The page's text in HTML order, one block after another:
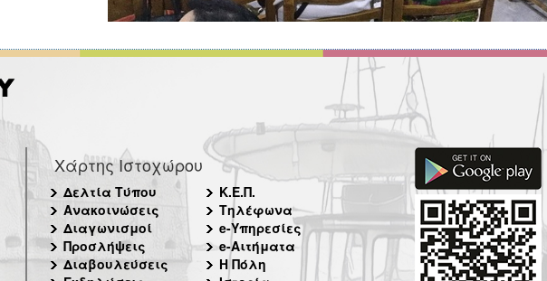
Χάρτης Ιστοχώρου
Δελτία Τύπου
Ανακοινώσεις
Διαγωνισμοί
Προσλήψεις
Διαβουλεύσεις
Κ.Ε.Π.
Τηλέφωνα
e-Υπηρεσίες
e-Αιτήματα
Η Πόλη